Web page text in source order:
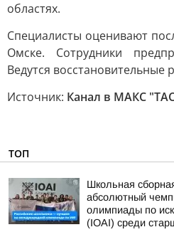
областях.
Специалисты оценивают
Омске. Сотрудники
Ведутся восстановительные
Источник: Канал в МАКС
ТОП
Школьная
абсолютный
олимпиады по
(IOAI) среди